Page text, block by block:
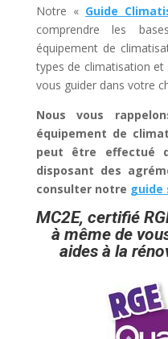
Notre « Guide
comprendre les
équipement de
types de climatisation
vous guider dans votre
Nous vous
équipement de
peut être effectué
disposant des
consulter notre guide
MC2E, certifié
à même de
aides à la